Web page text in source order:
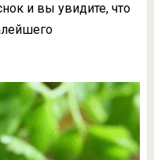
и вы увидите, что